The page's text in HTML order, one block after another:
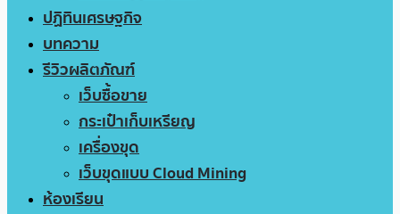
ปฏิทินเศรษฐกิจ
บทความ
รีวิวผลิตภัณฑ์
เว็บซื้อขาย
กระเป๋าเก็บเหรียญ
เครื่องขุด
เว็บขุดแบบ Cloud Mining
ห้องเรียน